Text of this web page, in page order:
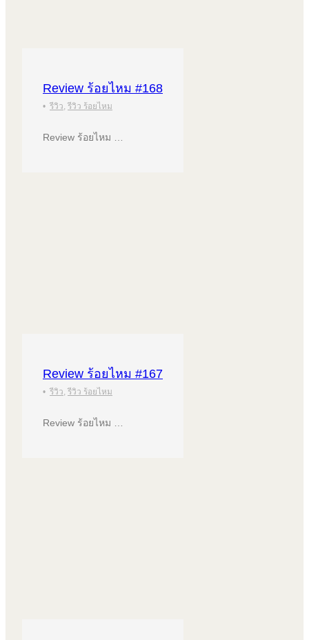
Review ร้อยไหม #168
• รีวิว, รีวิว ร้อยไหม
Review ร้อยไหม …
Review ร้อยไหม #167
• รีวิว, รีวิว ร้อยไหม
Review ร้อยไหม …